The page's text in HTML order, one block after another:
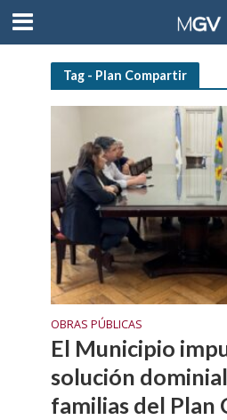
Tag - Plan Compartir
OBRAS PÚBLICAS
El Municipio
solución
familias del Plan